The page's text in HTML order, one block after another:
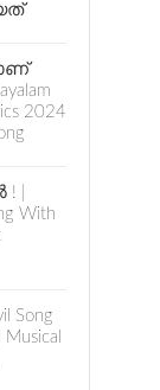
2024
|
With
Song